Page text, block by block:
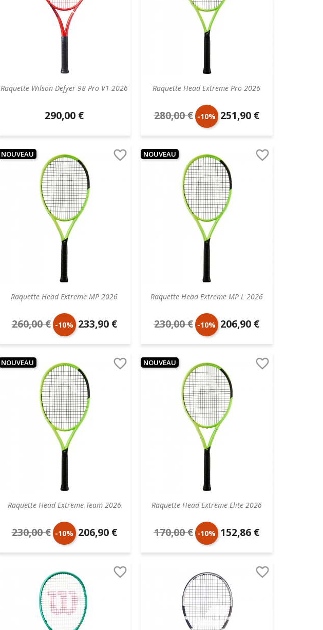
Raquette Wilson Defyer 98 Pro V1 2026
Prix
unitaire
290,00 €
Raquette Head Extreme Pro 2026
Prix
de
base
280,00 € -10% Prix
unitaire
251,90 €
Raquette Head Extreme MP 2026

Prix
de
base
260,00 € -10% Prix
unitaire
233,90 €
NOUVEAU
Raquette Head Extreme MP L 2026

Prix
de
base
230,00 € -10% Prix
unitaire
206,90 €
NOUVEAU
Raquette Head Extreme Team 2026

Prix
de
230,00 € -10% Prix
unitaire
206,90 €
NOUVEAU
Raquette Head Extreme Elite 2026

Prix
de
170,00 € -10% Prix
unitaire
152,86 €
NOUVEAU
 